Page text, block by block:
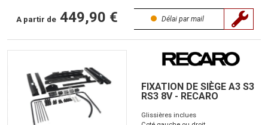
A partir de 449,90 € Délai par mail
FIXATION DE SIÈGE A3 S3
RS3 8V - RECARO
Glissières inclues